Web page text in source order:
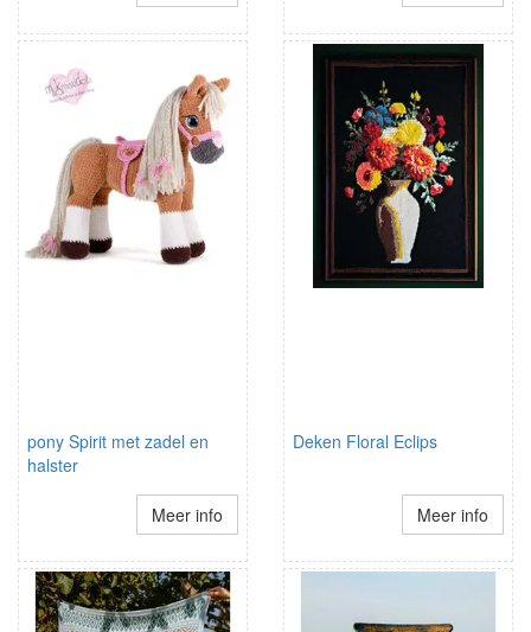
pony Spirit met zadel en
halster
Meer info
Deken Floral Eclips
Meer info